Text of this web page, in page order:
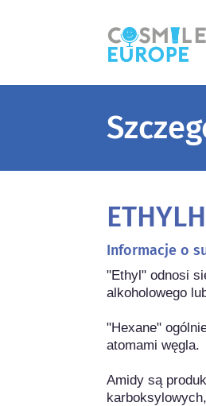
Informacje o
"Ethyl" odnosi
alkoholowego
"Hexane"
atomami węgla.
Amidy są